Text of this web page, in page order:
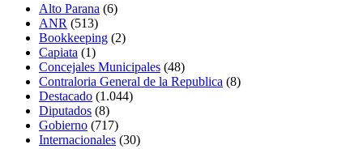
Alto Parana (6)
ANR (513)
Bookkeeping (2)
Capiata (1)
Concejales Municipales (48)
Contraloria General de la Republica (8)
Destacado (1.044)
Diputados (8)
Gobierno (717)
Internacionales (30)